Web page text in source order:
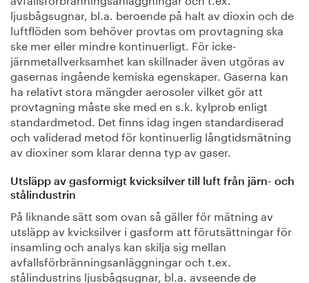
ljusbågsugnar, bl.a. beroende på halt av dioxin och de
luftflöden som behöver provtas om provtagning ska
ske mer eller mindre kontinuerligt. För icke-
järnmetallverksamhet kan skillnader även utgöras av
gasernas ingående kemiska egenskaper. Gaserna kan
ha relativt stora mängder aerosoler vilket gör att
provtagning måste ske med en s.k. kylprob enligt
standardmetod. Det finns idag ingen standardiserad
och validerad metod för kontinuerlig långtidsmätning
av dioxiner som klarar denna typ av gaser.
Utsläpp av gasformigt kvicksilver till luft från järn- och
stålindustrin
På liknande sätt som ovan så gäller för mätning av
utsläpp av kvicksilver i gasform att förutsättningar för
insamling och analys kan skilja sig mellan
avfallsförbränningsanläggningar och t.ex.
stålindustrins ljusbågsugnar, bl.a. avseende de